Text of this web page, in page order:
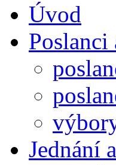
Úvod
Poslanci
Jednání